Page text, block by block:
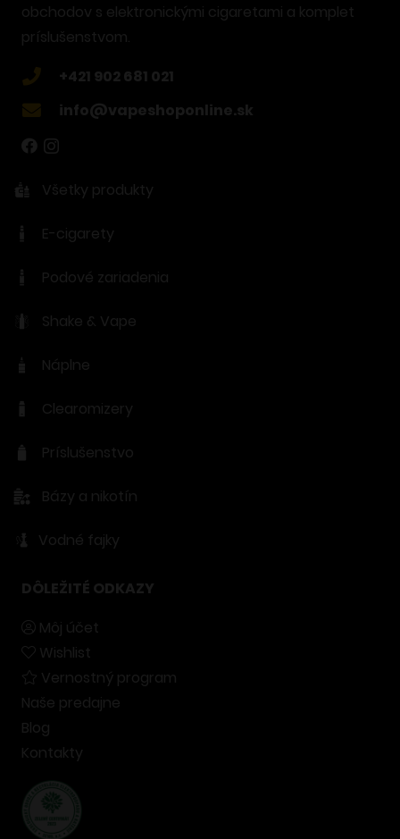
obchodov s elektronickými cigaretami a komplet
príslušenstvom.
+421 902 681 021
info@vapeshoponline.sk
Všetky produkty
E-cigarety
Podové zariadenia
Shake & Vape
Náplne
Clearomizery
Príslušenstvo
Bázy a nikotín
Vodné fajky
DÔLEŽITÉ ODKAZY
Môj účet
Wishlist
Vernostný program
Naše predajne
Blog
Kontakty